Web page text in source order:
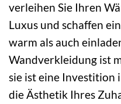
verleihen Sie Ihren
Luxus und schaffen
warm als auch
Wandverkleidung ist
sie ist eine Investition
die Ästhetik Ihres